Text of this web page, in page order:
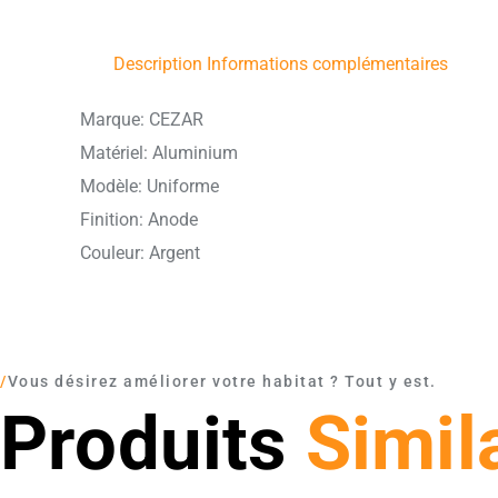
Description Informations complémentaires
Marque: CEZAR
Matériel: Aluminium
Modèle: Uniforme
Finition: Anode
Couleur: Argent
/Vous désirez améliorer votre habitat ? Tout y est.
Produits